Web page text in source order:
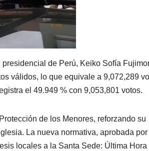
de Perú, Keiko Sofía
válidos, lo que equivale a 9,072,289
el 49.949 % con 9,053,801 votos.
de los Menores, reforzando su
La nueva normativa, aprobada por
locales a la Santa Sede: Última Hora